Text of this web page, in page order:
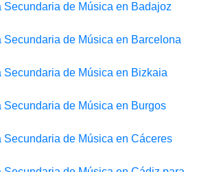
Secundaria de Música en Badajoz
Secundaria de Música en Barcelona
Secundaria de Música en Bizkaia
Secundaria de Música en Burgos
Secundaria de Música en Cáceres